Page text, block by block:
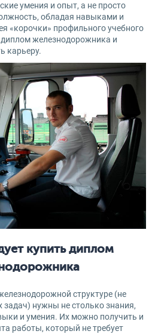
умения и опыт, а не просто
обладая навыками и
«корочки» профильного учебного
железнодорожника и
карьеру.
купить диплом
структуре (не
нужны не столько знания,
и умения. Их можно получить и
работы, который не требует